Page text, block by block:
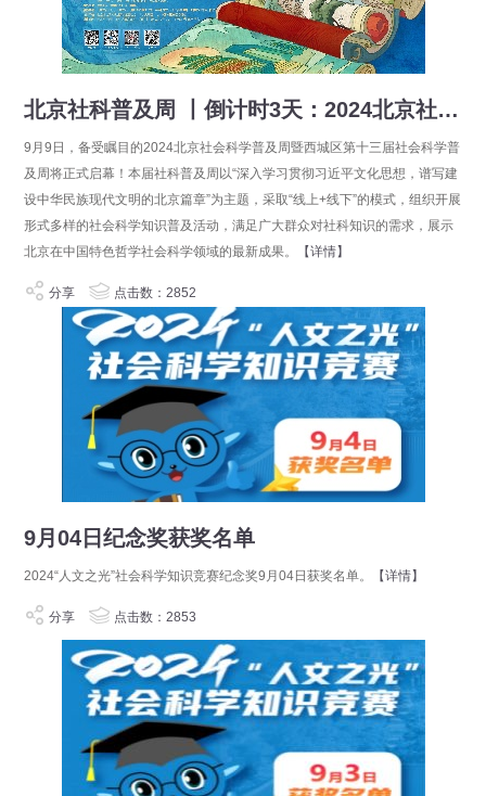
北京社科普及周 丨倒计时3天：2024北京社会科学普及周即将盛大启幕！
9月9日，备受瞩目的2024北京社会科学普及周暨西城区第十三届社会科学普
及周将正式启幕！本届社科普及周以“深入学习贯彻习近平文化思想，谱写建
设中华民族现代文明的北京篇章”为主题，采取“线上+线下”的模式，组织开展
形式多样的社会科学知识普及活动，满足广大群众对社科知识的需求，展示
北京在中国特色哲学社会科学领域的最新成果。
【详情】
分享 点击数：2852
9月04日纪念奖获奖名单
2024“人文之光”社会科学知识竞赛纪念奖9月04日获奖名单。 【详情】
分享 点击数：2853